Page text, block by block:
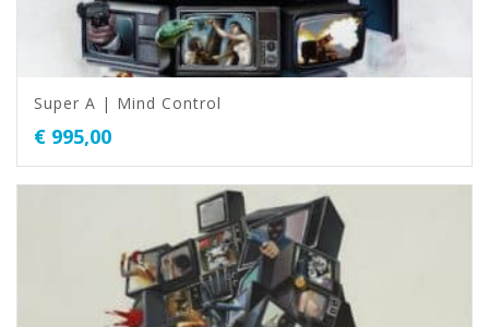
Super A | Mind Control
€ 995,00